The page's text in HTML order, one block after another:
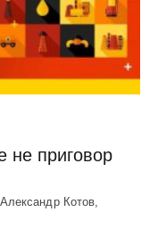
не приговор
Котов,